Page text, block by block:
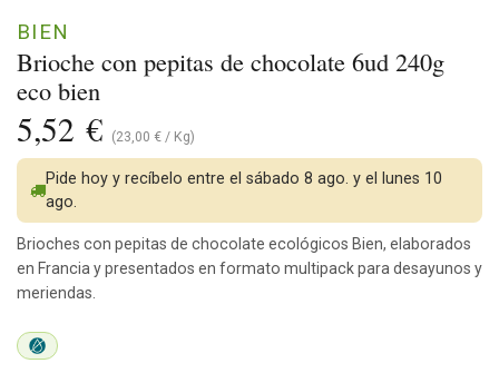
Brioche con pepitas de chocolate 6ud 240g
eco bien
BIEN
5,52 € (23,00 € / Kg)
Pide hoy y recíbelo entre el sábado 8 ago. y el lunes 10
ago.
Brioches con pepitas de chocolate ecológicos Bien, elaborados
en Francia y presentados en formato multipack para desayunos y
meriendas.